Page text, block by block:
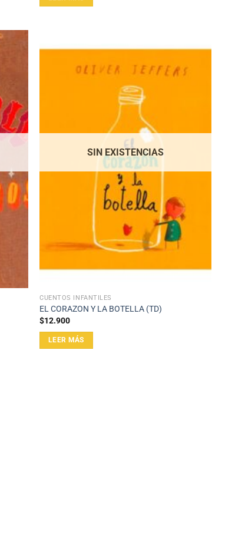
SIN EXISTENCIAS
CUENTOS INFANTILES
EL CORAZON Y LA BOTELLA (TD)
$12.900
LEER MÁS